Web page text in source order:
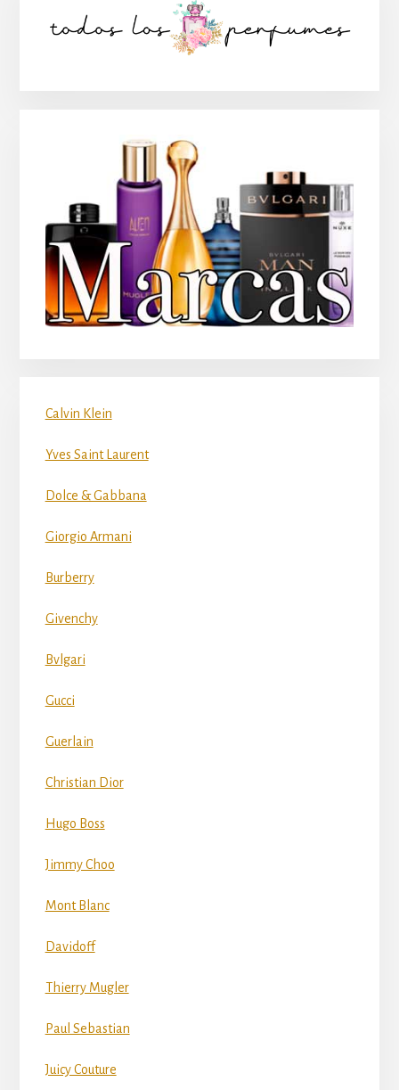
lateral
Calvin Klein
Yves Saint Laurent
Dolce & Gabbana
Giorgio Armani
Burberry
Givenchy
Bvlgari
Gucci
Guerlain
Christian Dior
Hugo Boss
Jimmy Choo
Mont Blanc
Davidoff
Thierry Mugler
Paul Sebastian
Juicy Couture